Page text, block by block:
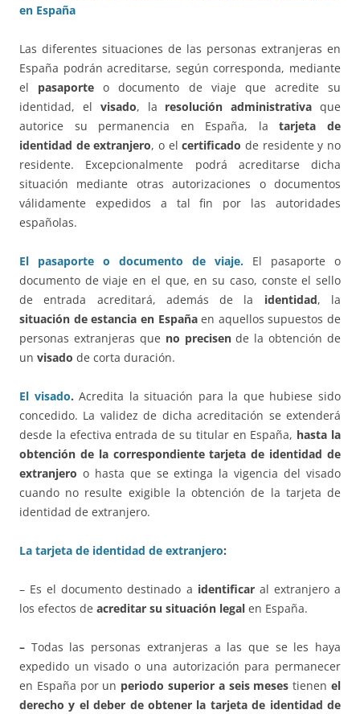
en España
Las diferentes situaciones de las personas extranjeras en
España podrán acreditarse, según corresponda, mediante
el pasaporte o documento de viaje que acredite su
identidad, el visado, la resolución administrativa que
autorice su permanencia en España, latarjeta de
identidad de extranjero, o elcertificado de residente y no
residente. Excepcionalmente podrá acreditarse dicha
situación mediante otras autorizaciones o documentos
válidamente expedidos a tal fin por las autoridades
españolas.
El pasaporte o documento de viaje. El pasaporte o
documento de viaje en el que, en su caso, conste el sello
de entrada acreditará, además de la identidad, la
situación de estancia en Españaen aquellos supuestos de
personas extranjeras que no precisende la obtención de
un visado de corta duración.
El visado.Acredita la situación para la que hubiese sido
concedido. La validez de dicha acreditación se extenderá
desde la efectiva entrada de su titular en España, hasta la
obtención de la correspondiente tarjeta de identidad de
extranjero o hasta que se extinga la vigencia del visado
cuando no resulte exigible la obtención de la tarjeta de
identidad de extranjero.
La tarjeta de identidad de extranjero:
– Es el documento destinado a identificaral extranjero a
los efectos de acreditar su situación legal en España.
– Todas las personas extranjeras a las que se les haya
expedido un visado o una autorización para permanecer
en España por un periodo superior a seis meses tienenel
derecho y el deber de obtener la tarjeta de identidad de